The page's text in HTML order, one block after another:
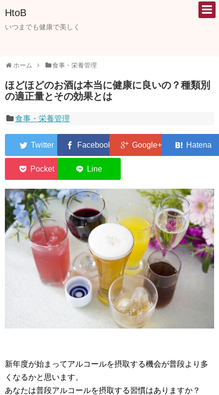
HtoB
いつまでも健康で美しく
ホーム 食事・栄養管理
ほどほどのお酒は本当に健康に良いの？種類別
の適正量とその効果とは
食事・栄養管理
新年度が始まってアルコールを摂取する機会が普段より多
くなるかと思います。
あなたは普段アルコールを摂取する習慣はありますか？